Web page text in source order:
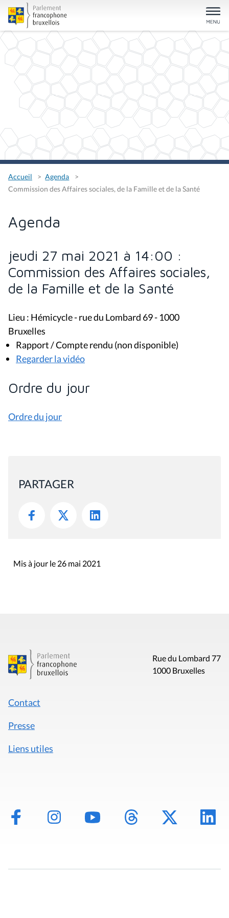
Accueil
Agenda
Commission des Affaires sociales, de la Famille et de la Santé
Agenda
jeudi 27 mai 2021 à 14:00 :
Commission des Affaires sociales,
de la Famille et de la Santé
Lieu : Hémicycle - rue du Lombard 69 - 1000
Bruxelles
Rapport / Compte rendu (non disponible)
Regarder la vidéo
Ordre du jour
Ordre du jour
PARTAGER
Mis à jour le 26 mai 2021
Rue du Lombard 77
1000 Bruxelles
Contact
Presse
Liens utiles